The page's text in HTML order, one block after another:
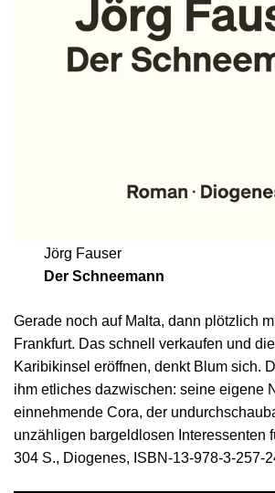
Jörg Fauser
Der Schneemann
Gerade noch auf Malta, dann plötzlich
Frankfurt. Das schnell verkaufen und
Karibikinsel eröffnen, denkt Blum sich.
ihm etliches dazwischen: seine eigene
einnehmende Cora, der
unzähligen bargeldlosen Interessenten
304 S., Diogenes, ISBN-13-978-3-257-